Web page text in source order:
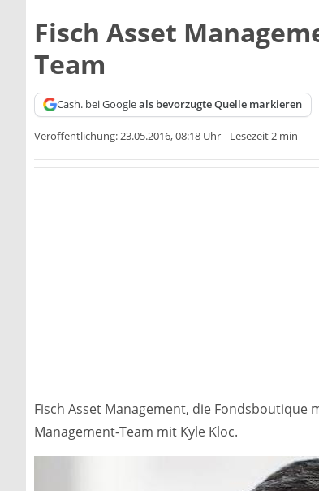
Fisch Asset
Team
Cash. bei Googleals bevorzugte Quelle markieren
Veröffentlichung:23.05.2016, 08:18 Uhr - Lesezeit 2 min
Fisch Asset Management, die Fondsboutique
Management-Team mit Kyle Kloc.